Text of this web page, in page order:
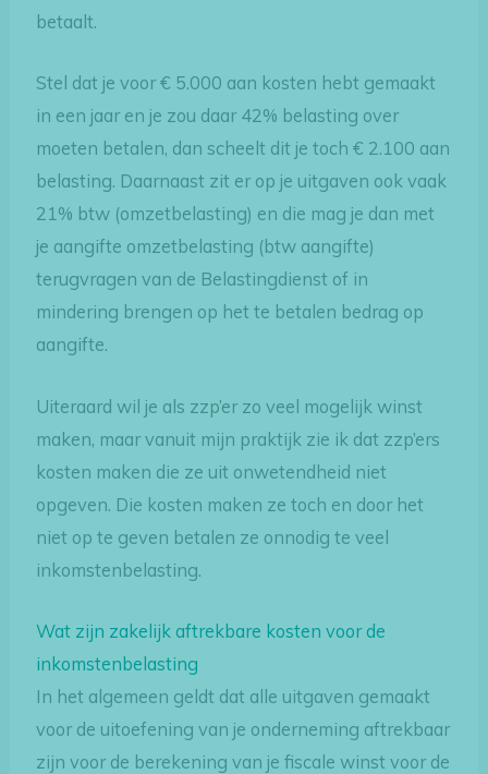
betaalt.
Stel dat je voor € 5.000 aan kosten hebt gemaakt
in een jaar en je zou daar 42% belasting over
moeten betalen, dan scheelt dit je toch € 2.100 aan
belasting. Daarnaast zit er op je uitgaven ook vaak
21% btw (omzetbelasting) en die mag je dan met
je aangifte omzetbelasting (btw aangifte)
terugvragen van de Belastingdienst of in
mindering brengen op het te betalen bedrag op
aangifte.
Uiteraard wil je als zzp’er zo veel mogelijk winst
maken, maar vanuit mijn praktijk zie ik dat zzp’ers
kosten maken die ze uit onwetendheid niet
opgeven. Die kosten maken ze toch en door het
niet op te geven betalen ze onnodig te veel
inkomstenbelasting.
Wat zijn zakelijk aftrekbare kosten voor de
inkomstenbelasting
In het algemeen geldt dat alle uitgaven gemaakt
voor de uitoefening van je onderneming aftrekbaar
zijn voor de berekening van je fiscale winst voor de